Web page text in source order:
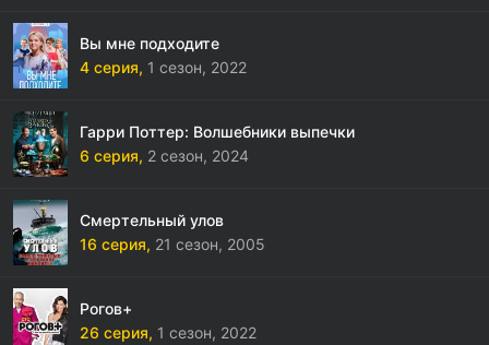
Вы мне подходите
4 серия, 1 сезон, 2022
Гарри Поттер: Волшебники выпечки
6 серия, 2 сезон, 2024
Смертельный улов
16 серия, 21 сезон, 2005
Рогов+
26 серия, 1 сезон, 2022